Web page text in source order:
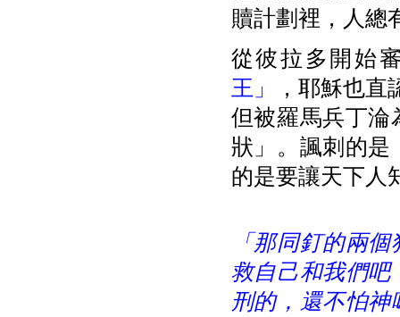
贖計劃裡，人總
從彼拉多開始
王」
，耶穌也
但被羅馬兵丁淪
狀」。諷刺的是
的是要讓天下人
「那同釘的兩
救自己和我們吧
刑的，還不怕